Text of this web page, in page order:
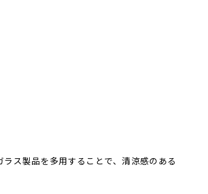
ス製品を多用することで、清涼感のある